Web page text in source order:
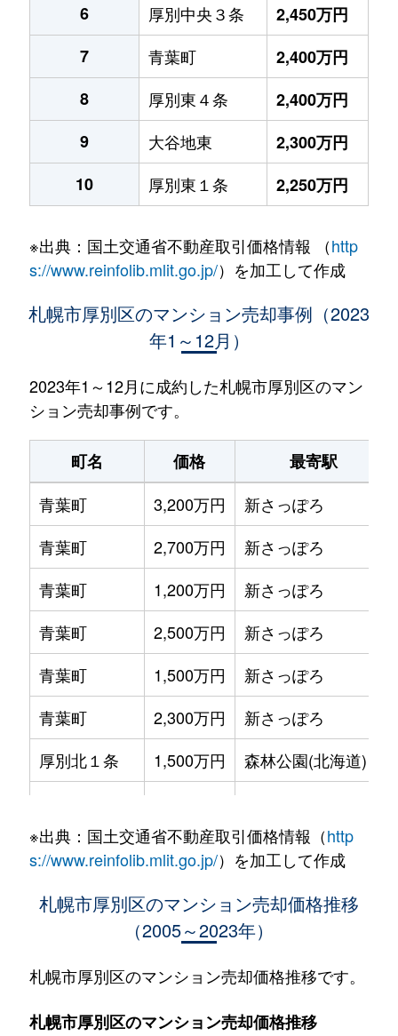
6
厚別中央３条
2,450万円
7
青葉町
2,400万円
8
厚別東４条
2,400万円
9
大谷地東
2,300万円
10
厚別東１条 2,250万円
※出典：国土交通省不動産取引価格情報 （http
s://www.reinfolib.mlit.go.jp/）を加工して作成
札幌市厚別区のマンション売却事例（2023
年1～12月）
2023年1～12月に成約した札幌市厚別区のマン
ション売却事例です。
町名 価格
最寄駅
青葉町
3,200万円
新さっぽろ
青葉町
2,700万円
新さっぽろ
青葉町
1,200万円
新さっぽろ
青葉町
2,500万円
新さっぽろ
青葉町
1,500万円
新さっぽろ
青葉町
2,300万円
新さっぽろ
厚別北１条
1,500万円
森林公園(北海道)
厚別北３条
3,200万円
森林公園(北海道)
2,500万円
森林公園(北海道)
厚別中央１条
2,900万円
さっぽろ(札幌市営)
厚別中央１条
2,800万円
さっぽろ(札幌市営)
※出典：国土交通省不動産取引価格情報（http
s://www.reinfolib.mlit.go.jp/）を加工して作成
札幌市厚別区のマンション売却価格推移
（2005～2023年）
札幌市厚別区のマンション売却価格推移です。
札幌市厚別区のマンション売却価格推移